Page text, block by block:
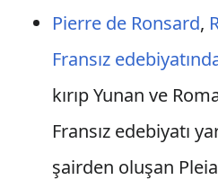
Pierre de Ronsard,
Fransız
kırıp Yunan ve
Fransız edebiyatı
şairden oluşan